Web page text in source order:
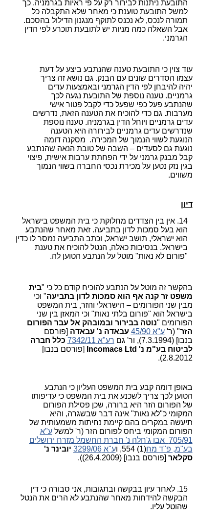
התובעת ניתנות לבירור רק על פי ראיות בגרמניה. כך
למשל התובעת טוענת כי מאחר שלא התקבלה כל
תמורה לנכס, לא נכנס לתוקף מנגנון הדילול בהסכם.
אבל השאלה כמה מניות יש לתובעת תוכרע לפי הדין
הגרמני.
עוד צוין כי התובעת טענה שהנתבע ביצע על דעת
עצמו הסדרים שונים עם הבנק. גם נושא זה צריך
יהיה להיבחן לפי הדין הגרמני ובאמצעות עדים
גרמניים. טענה נוספת של התובעת נגעה לכך
שהנתבע פעל כפי שפעל כדי לקבל פטור אישי
מערבות. גם כדי להוכיח את הטענה הזאת, נדרשים
עדים גרמניים ויוחל הדין בגרמניה. טענה נוספת
שנדרשים עדים גרמניים לבירורה היא הטענה
הנוגעת לשווי הנמוך של המכירה. מסקנה דומה
נוגעת גם לסעדים – השבה של טובת הנאה שהנתבע
קבל מבנק גרמני על ידי הפחתת ערבות אישית, פיצוי
בגין נזק נטען על מכירת נכסי החברה בשווי הנמוך
משווים.
דיון
אין בין הצדדים מחלוקת כי בית המשפט בישראל
הוא בעל סמכות לדון בתביעה. זאת מאחר שהנתבע
הוא ישראלי, תושב ישראל, וכתב התביעה נמסר לו כדין
בישראל. בנסיבות כאלה, הנטל להוכיח את טענת
"פורום לא נאות" מוטל על הנתבע הטוען לה.
בהקשר זה מוטל על הנתבע להוכיח קודם כל כי "בית
משפט זר קנה אף הוא סמכות לדון בתביעה" וכי
מבין שני הפורומים – הישראלי והזר, בית המשפט
בישראל הוא "פורום בלתי נאות" וכי המאזן בין שני
הפורומים "נוטה בבירור ובמובהק אל עבר הפורום
הזר" (ר'ע"א 45/90 עבאדה נ' עבאדה [פורסם
בנבו] (7.3.1994), ור' גם
רע"א 7342/11
כלל חברה
לביטוח בע"מ נ' Incomacs Ltd
[פורסם בנבו]
2.8.2012).
באופן דומה קבע בית המשפט העליון כי הנתבע
הטוען לכך צריך לשכנע את בית המשפט כי עדיפותו
של הפורום הזר היא ברורה, שכן פסילת הפורום
המקומי כ"לא נאות" אינה דבר שבשגרה, והיא
תיעשה במקרים בהם קיימת נחיתות משמעותית של
הפורום המקומי ביחס לפורום הזר (ר' למשלע"א
705/91 אבו ג'חלה נ' חברת החשמל מזרח ירושלים
בע"מ, פ"ד מח(1) 554, ו ע"א 3299/06
יובינר נ'
סקלאר [פורסם בנבו] (26.4.2009)).
לאחר עיון בבקשה ובתגובות, אני סבורה כי דין
הבקשה להידחות מאחר שהנתבע לא הרים את הנטל
שהוטל עליו.